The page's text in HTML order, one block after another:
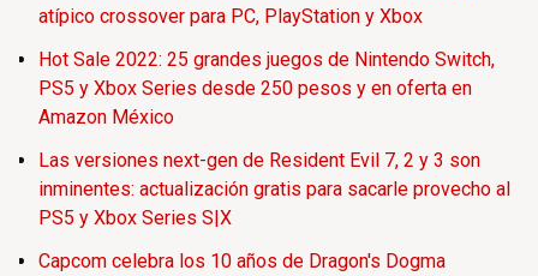
atípico crossover para PC, PlayStation y Xbox
Hot Sale 2022: 25 grandes juegos de Nintendo Switch,
PS5 y Xbox Series desde 250 pesos y en oferta en
Amazon México
Las versiones next-gen de Resident Evil 7, 2 y 3 son
inminentes: actualización gratis para sacarle provecho al
PS5 y Xbox Series S|X
Capcom celebra los 10 años de Dragon's Dogma